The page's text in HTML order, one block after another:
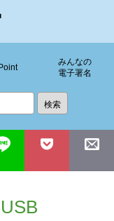
みんなの
電子署名